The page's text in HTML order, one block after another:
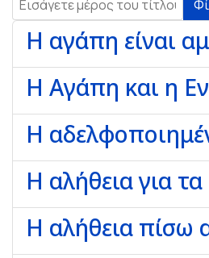
Η αγάπη είναι
Η Αγάπη και η
Η
Η αλήθεια για
Η αλήθεια πίσω